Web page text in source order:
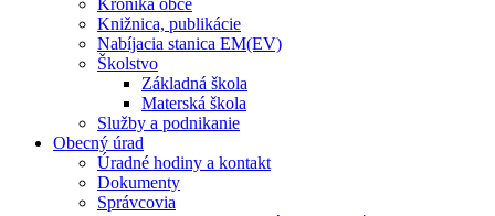
Kronika obce
Knižnica, publikácie
Nabíjacia stanica EM(EV)
Školstvo
Základná škola
Materská škola
Služby a podnikanie
Obecný úrad
Úradné hodiny a kontakt
Dokumenty
Správcovia